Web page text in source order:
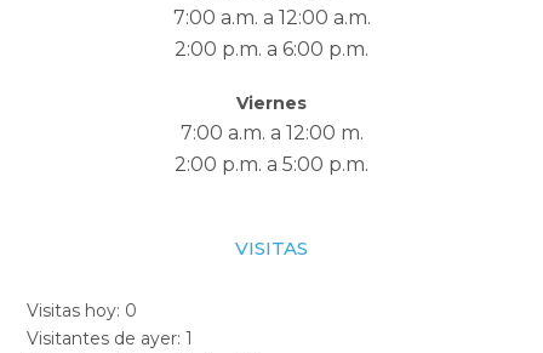
7:00 a.m. a 12:00 a.m.
2:00 p.m. a 6:00 p.m.
Viernes
7:00 a.m. a 12:00 m.
2:00 p.m. a 5:00 p.m.
VISITAS
Visitas hoy: 0
Visitantes de ayer:1